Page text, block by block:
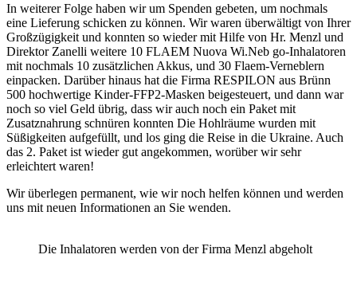
In weiterer Folge haben wir um Spenden gebeten, um nochmals
eine Lieferung schicken zu können. Wir waren überwältigt von Ihrer
Großzügigkeit und konnten so wieder mit Hilfe von Hr. Menzl und
Direktor Zanelli weitere 10 FLAEM Nuova Wi.Neb go-Inhalatoren
mit nochmals 10 zusätzlichen Akkus, und 30 Flaem-Verneblern
einpacken. Darüber hinaus hat die Firma RESPILON aus Brünn
500 hochwertige Kinder-FFP2-Masken beigesteuert, und dann war
noch so viel Geld übrig, dass wir auch noch ein Paket mit
Zusatznahrung schnüren konnten Die Hohlräume wurden mit
Süßigkeiten aufgefüllt, und los ging die Reise in die Ukraine. Auch
das 2. Paket ist wieder gut angekommen, worüber wir sehr
erleichtert waren!
Wir überlegen permanent, wie wir noch helfen können und werden
uns mit neuen Informationen an Sie wenden.
Die Inhalatoren werden von der Firma Menzl abgeholt